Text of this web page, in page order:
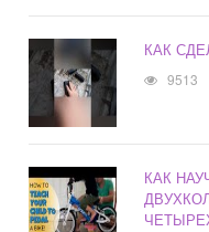
КАК
9513
КАК